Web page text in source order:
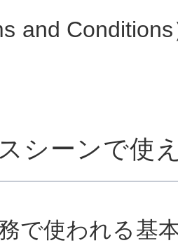
and
シーンで使
で使われる基